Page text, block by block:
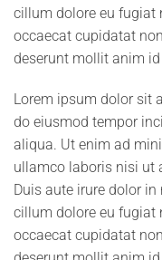
cillum dolore eu fugiat
occaecat cupidatat
deserunt mollit anim
Lorem ipsum dolor sit
do eiusmod tempor
aliqua. Ut enim ad
ullamco laboris nisi ut
Duis aute irure dolor
cillum dolore eu fugiat
occaecat cupidatat